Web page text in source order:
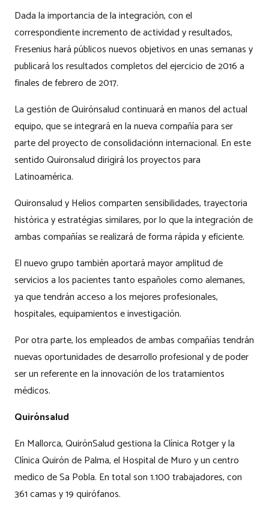
Dada la importancia de la integración, con el
correspondiente incremento de actividad y resultados,
Fresenius hará públicos nuevos objetivos en unas semanas y
publicará los resultados completos del ejercicio de 2016 a
finales de febrero de 2017.
La gestión de Quirónsalud continuará en manos del actual
equipo, que se integrará en la nueva compañía para ser
parte del proyecto de consolidaciónn internacional. En este
sentido Quironsalud dirigirá los proyectos para
Latinoamérica.
Quironsalud y Helios comparten sensibilidades, trayectoria
histórica y estratégias similares, por lo que la integración de
ambas compañías se realizará de forma rápida y eficiente.
El nuevo grupo también aportará mayor amplitud de
servicios a los pacientes tanto españoles como alemanes,
ya que tendrán acceso a los mejores profesionales,
hospitales, equipamientos e investigación.
Por otra parte, los empleados de ambas compañías tendrán
nuevas oportunidades de desarrollo profesional y de poder
ser un referente en la innovación de los tratamientos
médicos.
Quirónsalud
En Mallorca, QuirónSalud gestiona la Clínica Rotger y la
Clínica Quirón de Palma, el Hospital de Muro y un centro
medico de Sa Pobla. En total son 1.100 trabajadores, con
361 camas y 19 quirófanos.